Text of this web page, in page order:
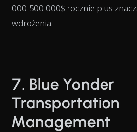
000-500 000$ rocznie plus
wdrożenia.
7. Blue Yonder
Transportation
Management